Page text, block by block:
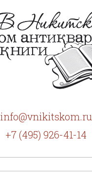
info@vnikitskom.ru
+7 (495) 926-41-14